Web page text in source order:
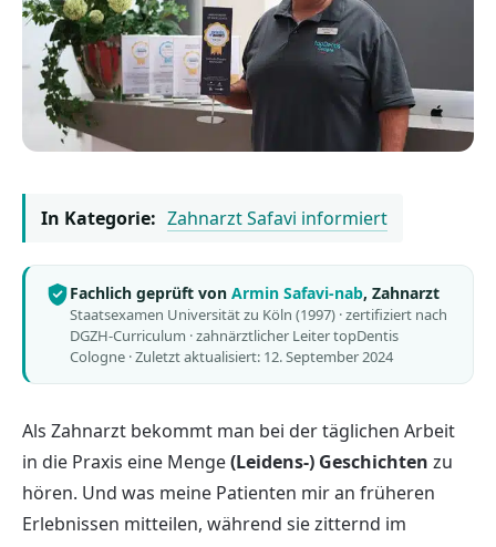
In Kategorie: Zahnarzt Safavi informiert
Fachlich geprüft von Armin Safavi-nab, Zahnarzt
Staatsexamen Universität zu Köln (1997) · zertifiziert nach
DGZH-Curriculum · zahnärztlicher Leiter topDentis
Cologne ·Zuletzt aktualisiert: 12. September 2024
Als Zahnarzt bekommt man bei der täglichen Arbeit
in die Praxis eine Menge(Leidens-) Geschichten zu
hören. Und was meine Patienten mir an früheren
Erlebnissen mitteilen, während sie zitternd im